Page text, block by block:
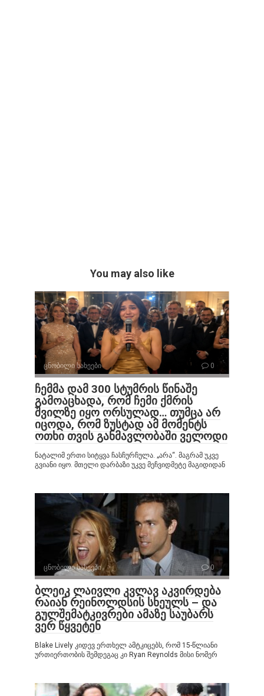
You may also like
ცნობილი სახეები 0
ჩემმა დამ 300 სტუმრის წინაშე
გამოაცხადა, რომ ჩემი ქმრის
შვილზე იყო ორსულად… თუმცა არ
იცოდა, რომ ზუსტად ამ მომენტს
ოთხი თვის განმავლობაში ველოდი
ნატალიმ ერთი სიტყვა ჩასჩურჩულა. „არა“. მაგრამ უკვე
გვიანი იყო. მთელი დარბაზი უკვე მეჩვიდმეტე მაგიდიდან
ცნობილი სახეები 0
ბლეიკ ლაივლი კვლავ აკვირდება
რაიან რეინოლდსის სხეულს – და
გულშემატკივრები ამაზე საუბარს
ვერ წყვეტენ
Blake Lively კიდევ ერთხელ ამტკიცებს, რომ 15-წლიანი
ურთიერთობის შემდეგაც კი Ryan Reynolds მისი ნომერ